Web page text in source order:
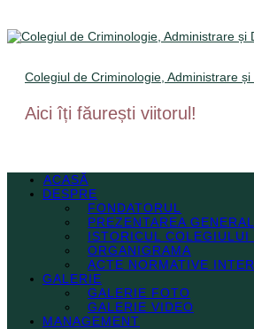
Colegiul de Criminologie, Administrare și
Aici îți făurești viitorul!
ACASĂ
DESPRE
FONDATORUL
PREZENTAREA
ISTORICUL
ORGANIGRAMA
ACTE NORMATIVE
GALERIE
GALERIE FOTO
GALERIE VIDEO
MANAGEMENT